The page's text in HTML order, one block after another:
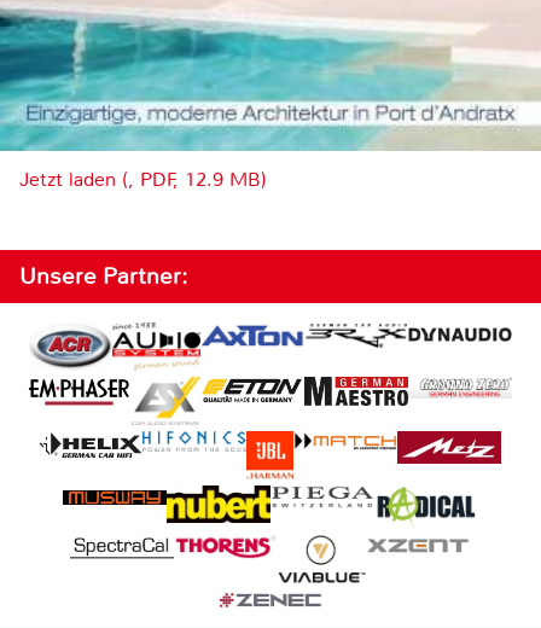
Jetzt laden (, PDF, 12.9 MB)
Unsere Partner: